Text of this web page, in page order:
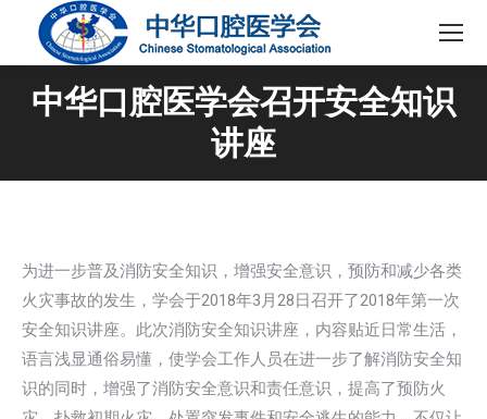
中华口腔医学会召开安全知识
讲座
为进一步普及消防安全知识，增强安全意识，预防和减少各类
火灾事故的发生，学会于2018年3月28日召开了2018年第一次
安全知识讲座。此次消防安全知识讲座，内容贴近日常生活，
语言浅显通俗易懂，使学会工作人员在进一步了解消防安全知
识的同时，增强了消防安全意识和责任意识，提高了预防火